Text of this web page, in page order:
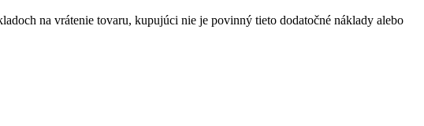
na vrátenie tovaru, kupujúci nie je povinný tieto dodatočné náklady alebo